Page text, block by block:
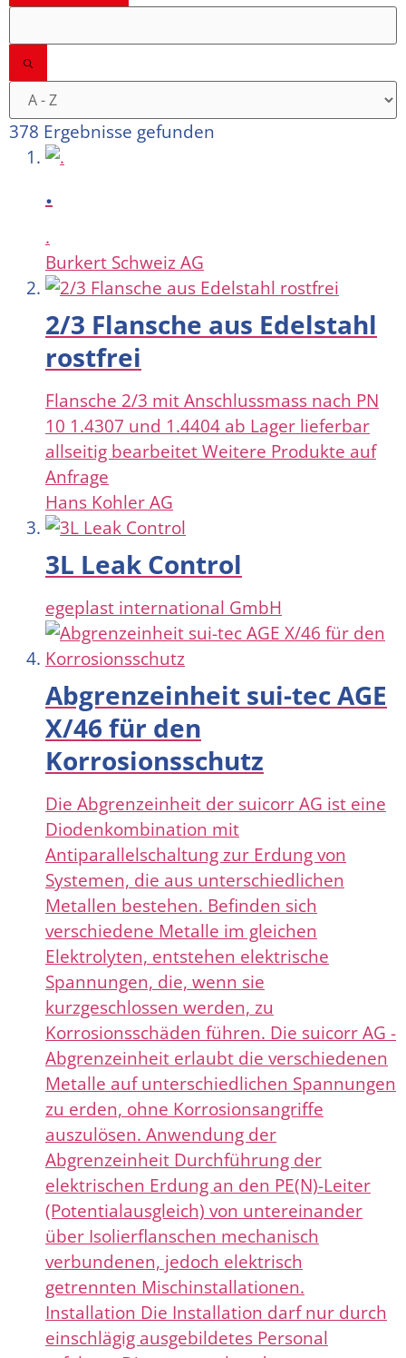
378 Ergebnisse gefunden
.
.
Burkert Schweiz AG
2/3 Flansche aus Edelstahl
rostfrei
Flansche 2/3 mit Anschlussmass nach PN
10 1.4307 und 1.4404 ab Lager lieferbar
allseitig bearbeitet Weitere Produkte auf
Anfrage
Hans Kohler AG
3L Leak Control
egeplast international GmbH
Abgrenzeinheit sui-tec AGE
X/46 für den
Korrosionsschutz
Die Abgrenzeinheit der suicorr AG ist eine
Diodenkombination mit
Antiparallelschaltung zur Erdung von
Systemen, die aus unterschiedlichen
Metallen bestehen. Befinden sich
verschiedene Metalle im gleichen
Elektrolyten, entstehen elektrische
Spannungen, die, wenn sie
kurzgeschlossen werden, zu
Korrosionsschäden führen. Die suicorr AG -
Abgrenzeinheit erlaubt die verschiedenen
Metalle auf unterschiedlichen Spannungen
zu erden, ohne Korrosionsangriffe
auszulösen. Anwendung der
Abgrenzeinheit Durchführung der
elektrischen Erdung an den PE(N)-Leiter
(Potentialausgleich) von untereinander
über Isolierflanschen mechanisch
verbundenen, jedoch elektrisch
getrennten Mischinstallationen.
Installation Die Installation darf nur durch
einschlägig ausgebildetes Personal